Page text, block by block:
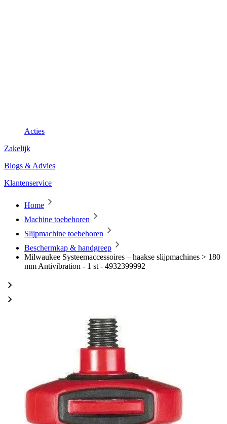
Acties
Zakelijk
Blogs & Advies
Klantenservice
Home
Machine toebehoren
Slijpmachine toebehoren
Beschermkap & handgreep
Milwaukee Systeemaccessoires – haakse slijpmachines > 180
mm Antivibration - 1 st - 4932399992